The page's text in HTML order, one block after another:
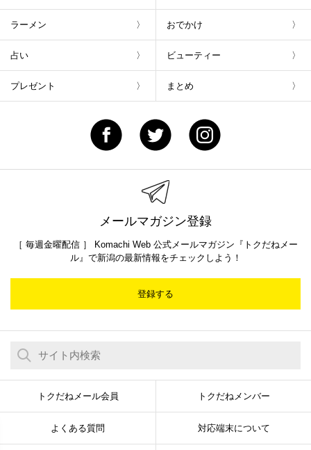
ラーメン おでかけ
占い ビューティー
プレゼント まとめ
メールマガジン登録
［ 毎週金曜配信 ］ Komachi Web 公式メールマガジン『トクだねメー
ル』で新潟の最新情報をチェックしよう！
登録する
トクだねメール会員 トクだねメンバー
よくある質問 対応端末について